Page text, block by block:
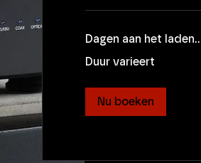
Dagen aan het
Duur varieert
Nu boeken